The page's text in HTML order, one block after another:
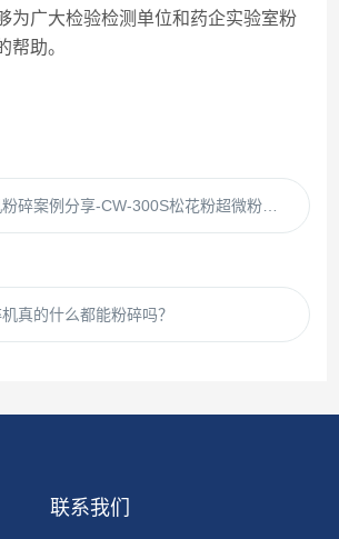
为广大检验检测单位和药企实验室粉
帮助。
真的什么都能粉碎吗？
联系我们